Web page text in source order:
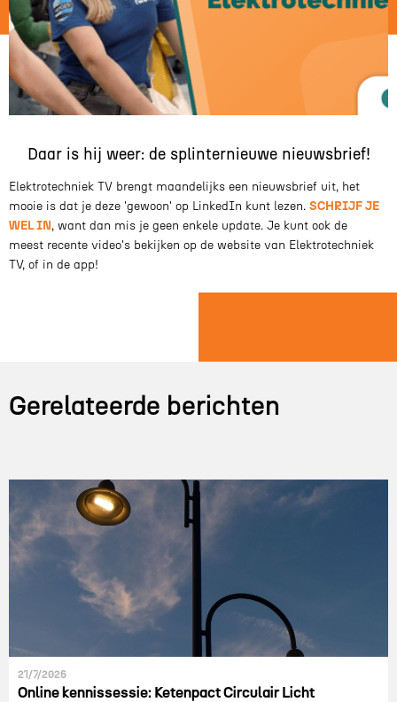
Daar is hij weer: de splinternieuwe nieuwsbrief!
Elektrotechniek TV brengt maandelijks een nieuwsbrief uit, het
mooie is dat je deze 'gewoon' op LinkedIn kunt lezen. SCHRIJF JE
WEL IN, want dan mis je geen enkele update. Je kunt ook de
meest recente video's bekijken op de website van Elektrotechniek
TV, of in de app!
Gerelateerde berichten
21/7/2026
Online kennissessie: Ketenpact Circulair Licht